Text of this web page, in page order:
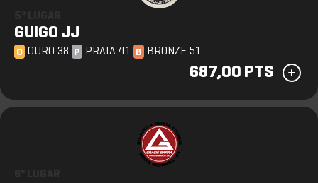
GUIGO JJ
O OURO 38 P PRATA 41 B BRONZE 51
687,00 PTS